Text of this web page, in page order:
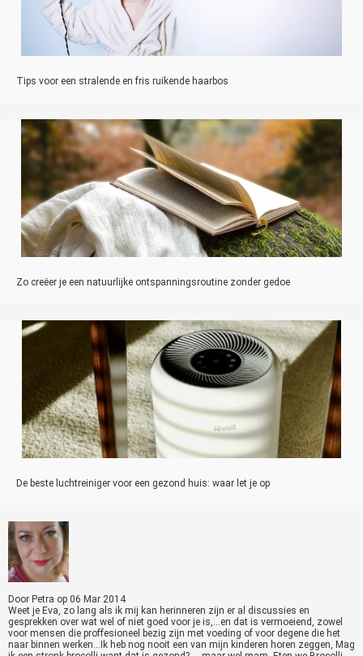
Tips voor een stralende en fris ruikende haarbos
Zo creëer je een natuurlijke ontspanningsroutine zonder gedoe
De beste luchtreiniger voor een gezond huis: waar let je op
Door Petra op 06 Mar 2014
Weet je Eva, zo lang als ik mij kan herinneren zijn er al discussies en
gesprekken over wat wel of niet goed voor je is,...en dat is vermoeiend, zowel
voor mensen die proffesioneel bezig zijn met voeding of voor degene die het
naar binnen werken...Ik heb nog nooit een van mijn kinderen horen zeggen, Mag